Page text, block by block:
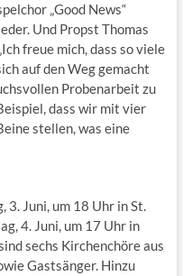
„Good News“
Und Propst Thomas
freue mich, dass so viele
auf den Weg gemacht
Probenarbeit zu
dass wir mit vier
stellen, was eine
3. Juni, um 18 Uhr in St.
4. Juni, um 17 Uhr in
sechs Kirchenchöre aus
Gastsänger. Hinzu